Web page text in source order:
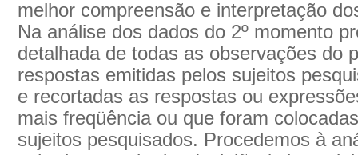
melhor compreensão e interpretação
Na análise dos dados do 2º momento
detalhada de todas as observações do
respostas emitidas pelos sujeitos
e recortadas as respostas ou
mais freqüência ou que foram
sujeitos pesquisados. Procedemos à